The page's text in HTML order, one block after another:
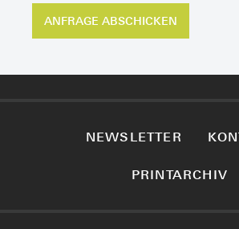
NEWSLETTER
PRINTARCHIV